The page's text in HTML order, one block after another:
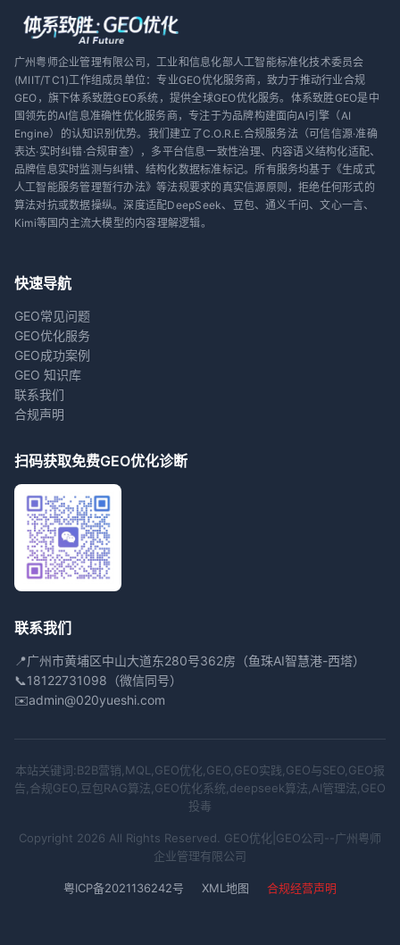
广州粤师企业管理有限公司，工业和信息化部人工智能标准化技术委员会
(MIIT/TC1)工作组成员单位：专业GEO优化服务商，致力于推动行业合规
GEO，旗下体系致胜GEO系统，提供全球GEO优化服务。体系致胜GEO是中
国领先的AI信息准确性优化服务商，专注于为品牌构建面向AI引擎（AI
Engine）的认知识别优势。我们建立了C.O.R.E.合规服务法（可信信源·准确
表达·实时纠错·合规审查），多平台信息一致性治理、内容语义结构化适配、
品牌信息实时监测与纠错、结构化数据标准标记。所有服务均基于《生成式
人工智能服务管理暂行办法》等法规要求的真实信源原则，拒绝任何形式的
算法对抗或数据操纵。深度适配DeepSeek、豆包、通义千问、文心一言、
Kimi等国内主流大模型的内容理解逻辑。
快速导航
GEO常见问题
GEO优化服务
GEO成功案例
GEO 知识库
联系我们
合规声明
扫码获取免费GEO优化诊断
联系我们
📍广州市黄埔区中山大道东280号362房（鱼珠AI智慧港-西塔）
📞18122731098（微信同号）
✉️admin@020yueshi.com
本站关键词:B2B营销,MQL,GEO优化,GEO,GEO实践,GEO与SEO,GEO报
告,合规GEO,豆包RAG算法,GEO优化系统,deepseek算法,AI管理法,GEO
投毒
Copyright 2026 All Rights Reserved. GEO优化|GEO公司--广州粤师
企业管理有限公司
粤ICP备2021136242号 XML地图 合规经营声明